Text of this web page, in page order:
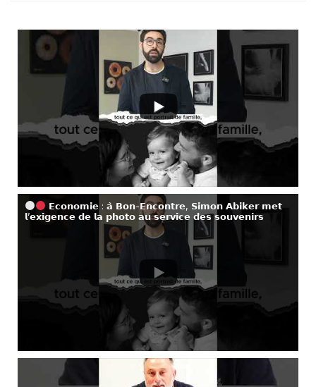
𝗘𝗰𝗼𝗻𝗼𝗺𝗶𝗲 : 𝗮̀ 𝗕𝗼𝗻-𝗘𝗻𝗰𝗼𝗻𝘁𝗿𝗲, 𝗦𝗶𝗺𝗼𝗻 𝗔𝗯𝗶𝗸𝗲𝗿 𝗺𝗲𝘁
𝗹’𝗲𝘅𝗶𝗴𝗲𝗻𝗰𝗲 𝗱𝗲 𝗹𝗮 𝗽𝗵𝗼𝘁𝗼 𝗮𝘂 𝘀𝗲𝗿𝘃𝗶𝗰𝗲 𝗱𝗲𝘀 𝘀𝗼𝘂𝘃𝗲𝗻𝗶𝗿𝘀